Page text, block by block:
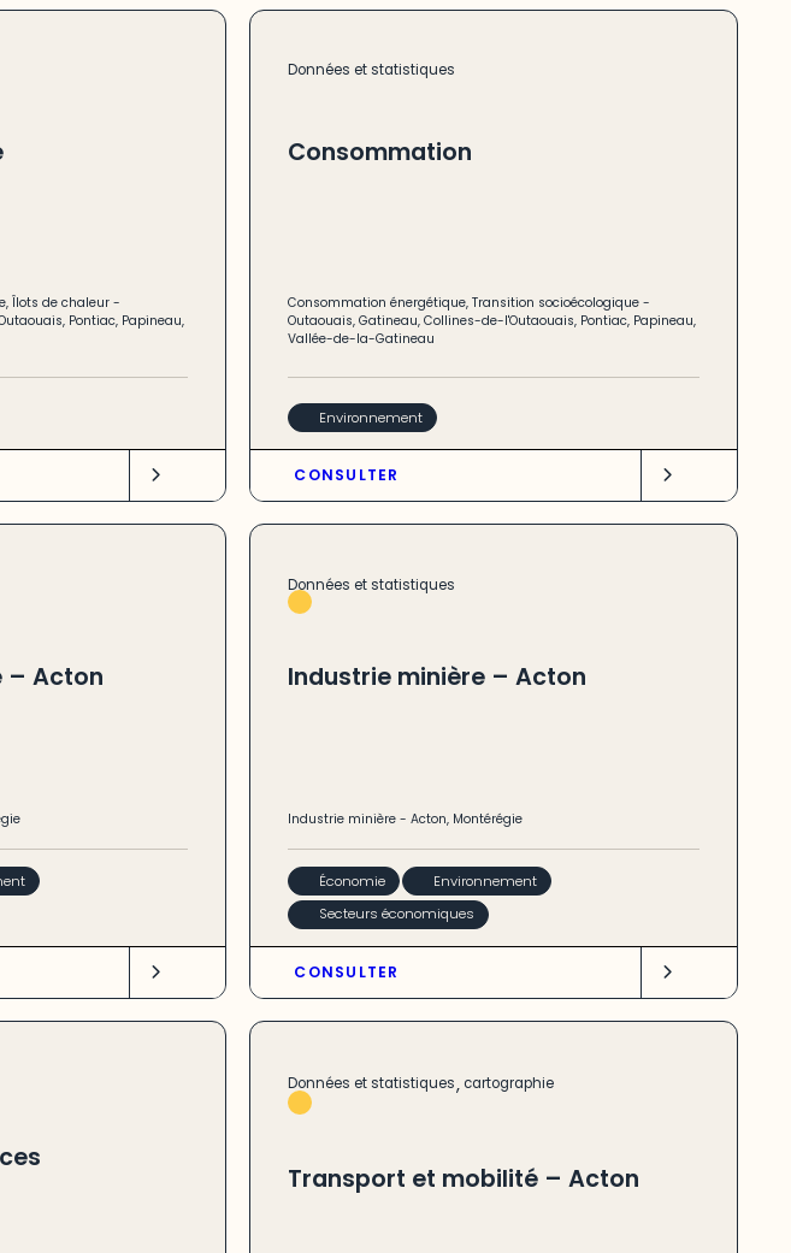
, Îlots de chaleur-
, Pontiac, Papineau,
Données et statistiques
Consommation
Consommation énergétique, Transition socioécologique-
Outaouais, Gatineau, Collines-de-l'Outaouais, Pontiac, Papineau,
Vallée-de-la-Gatineau
Environnement
CONSULTER
– Acton
Données et statistiques
Industrie minière – Acton
Industrie minière- Acton, Montérégie
Économie
Environnement
Secteurs économiques
CONSULTER
Données et statistiques, cartographie
Transport et mobilité – Acton